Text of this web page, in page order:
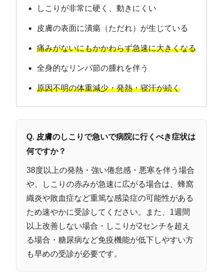
しこりが非常に硬く、動きにくい
皮膚の表面に潰瘍（ただれ）が生じている
痛みがないにもかかわらず急速に大きくなる
全身的なリンパ節の腫れを伴う
原因不明の体重減少・発熱・寝汗が続く
Q. 皮膚のしこりで急いで病院に行くべき症状は
何ですか？
38度以上の発熱・強い倦怠感・悪寒を伴う場合
や、しこりの赤みが急速に広がる場合は、蜂窩
織炎や敗血症など重篤な感染症の可能性がある
ため速やかに受診してください。また、1週間
以上改善しない場合・しこりが2センチを超え
る場合・糖尿病など免疫機能が低下しやすい方
も早めの受診が必要です。